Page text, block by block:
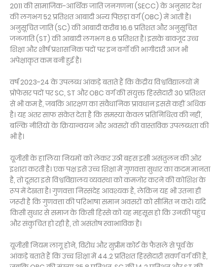
2011 की सामाजिक-आर्थिक जाति जनगणना (SECC) के अनुसार देश
की लगभग 52 प्रतिशत आबादी अन्य पिछड़ा वर्ग (OBC) में आती है।
अनुसूचित जाति (SC) की आबादी करीब 16.6 प्रतिशत और अनुसूचित
जनजाति (ST) की आबादी लगभग 8.6 प्रतिशत है। इसके बावजूद उच्च
शिक्षा और शीर्ष प्रशासनिक पदों पर इन वर्गों की भागीदारी आज भी
अपेक्षाकृत कम बनी हुई है।
वर्ष 2023-24 के उपलब्ध आंकड़े बताते हैं कि केंद्रीय विश्वविद्यालयों में
प्रोफेसर पदों पर SC, ST और OBC वर्ग की संयुक्त हिस्सेदारी 30 प्रतिशत
से भी कम है, जबकि आरक्षण का संवैधानिक प्रावधान इससे कहीं अधिक
है। यह अंतर साफ संकेत देता है कि समस्या केवल प्रतिनिधित्व की नहीं,
बल्कि नीतियों के क्रियान्वयन और अवसरों की वास्तविक उपलब्धता की
भी है।
यूजीसी के हालिया नियमों को लेकर उठी बहस इसी असंतुलन की ओर
इशारा करती है। एक पक्ष इसे उच्च शिक्षा में गुणवत्ता सुधार का कदम मानता
है, तो दूसरा इसे विश्वविद्यालय व्यवस्था को कमजोर करने की कोशिश के
रूप में देखता है। गुणवत्ता निस्संदेह आवश्यक है, लेकिन यह भी उतना ही
जरूरी है कि गुणवत्ता की परिभाषा समान अवसरों को सीमित न करे। यदि
किसी सुधार से समाज के किसी हिस्से को यह महसूस हो कि उनकी पहुंच
और संकुचित हो रही है, तो असंतोष स्वाभाविक है।
यूजीसी नियम लागू होने, विरोध और सुप्रीम कोर्ट के फैसले से पूर्व के
आंकड़े बताते हैं कि उच्च शिक्षा में 44.2 प्रतिशत हिस्सेदारी सवर्ण वर्ग की है,